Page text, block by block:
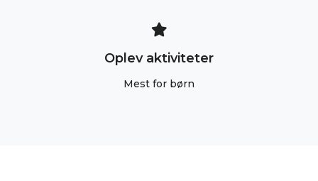
Oplev aktiviteter
Mest for børn